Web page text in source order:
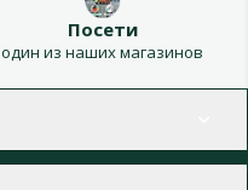
Посети
один из наших магазинов